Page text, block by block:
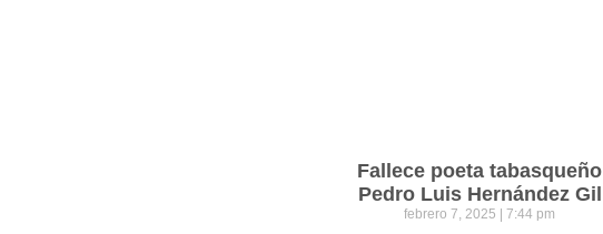
Fallece poeta tabasqueño
Pedro Luis Hernández Gil
febrero 7, 2025 7:44 pm